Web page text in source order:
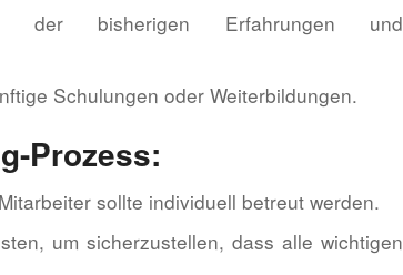
der bisherigen Erfahrungen und
Schulungen oder Weiterbildungen.
Prozess:
sollte individuell betreut werden.
um sicherzustellen, dass alle wichtigen